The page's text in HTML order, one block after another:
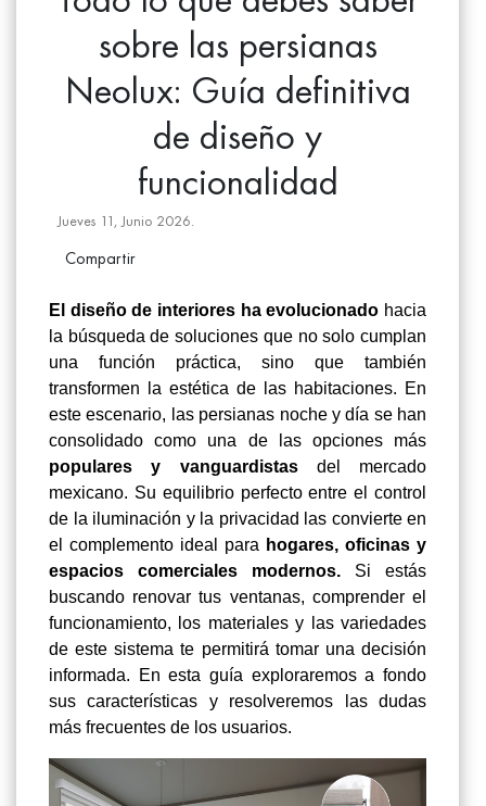
sobre las persianas
Neolux: Guía definitiva
de diseño y
funcionalidad
Jueves 11, Junio 2026.
Compartir
El diseño de interiores ha evolucionado hacia
la búsqueda de soluciones que no solo cumplan
una función práctica, sino que también
transformen la estética de las habitaciones. En
este escenario, las persianas noche y día se han
consolidado como una de las opciones más
populares y vanguardistasdel mercado
mexicano. Su equilibrio perfecto entre el control
de la iluminación y la privacidad las convierte en
el complemento ideal para hogares, oficinas y
espacios comerciales modernos. Si estás
buscando renovar tus ventanas, comprender el
funcionamiento, los materiales y las variedades
de este sistema te permitirá tomar una decisión
informada. En esta guía exploraremos a fondo
sus características y resolveremos las dudas
más frecuentes de los usuarios.